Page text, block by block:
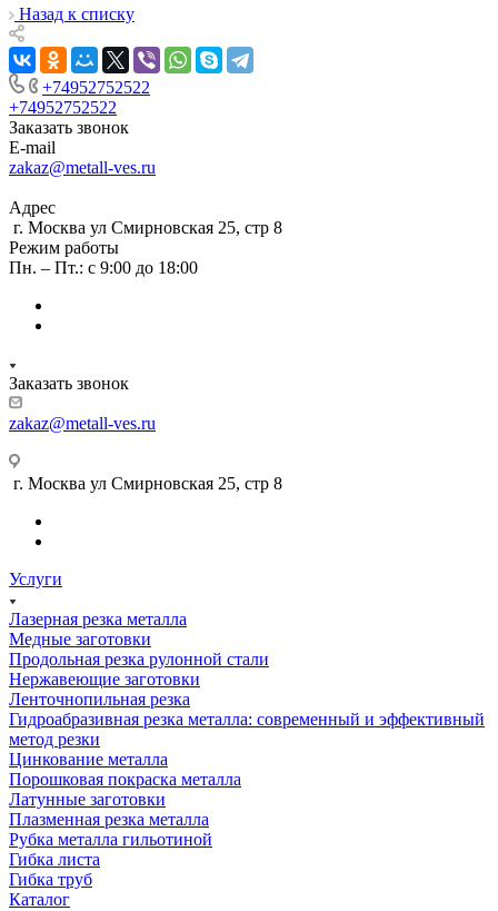
Назад к списку
+74952752522
+74952752522
Заказать звонок
E-mail
zakaz@metall-ves.ru
Адрес
г. Москва ул Смирновская 25, стр 8
Режим работы
Пн. – Пт.: с 9:00 до 18:00
Заказать звонок
zakaz@metall-ves.ru
г. Москва ул Смирновская 25, стр 8
Услуги
Лазерная резка металла
Медные заготовки
Продольная резка рулонной стали
Нержавеющие заготовки
Ленточнопильная резка
Гидроабразивная резка металла: современный и эффективный
метод резки
Цинкование металла
Порошковая покраска металла
Латунные заготовки
Плазменная резка металла
Рубка металла гильотиной
Гибка листа
Гибка труб
Каталог